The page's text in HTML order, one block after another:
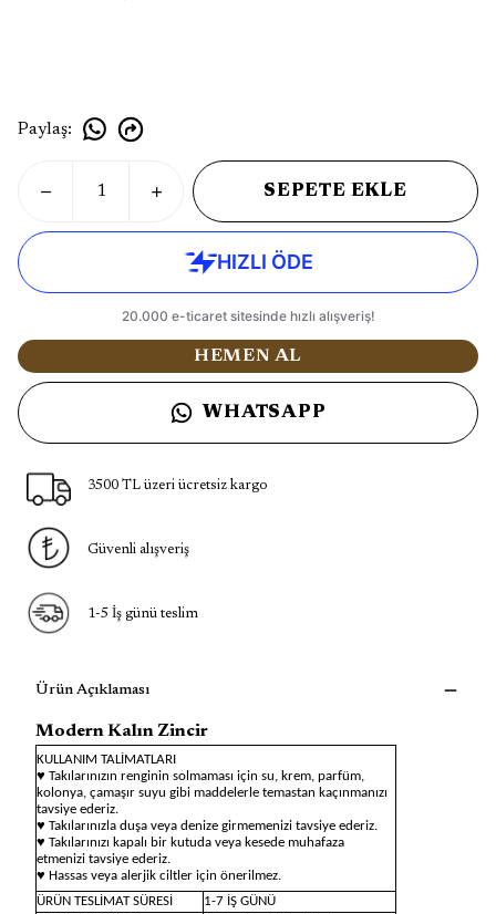
Paylaş:
SEPETE EKLE
HEMEN AL
WHATSAPP
3500 TL üzeri ücretsiz kargo
Güvenli alışveriş
1-5 İş günü teslim
Ürün Açıklaması
Modern Kalın Zincir
KULLANIM TALİMATLARI
♥ Takılarınızın renginin solmaması için su, krem, parfüm,
kolonya, çamaşır suyu gibi maddelerle temastan kaçınmanızı
tavsiye ederiz.
♥ Takılarınızla duşa veya denize girmemenizi tavsiye ederiz.
♥ Takılarınızı kapalı bir kutuda veya kesede muhafaza
etmenizi tavsiye ederiz.
♥ Hassas veya alerjik ciltler için önerilmez.
ÜRÜN TESLİMAT SÜRESİ
1-7 İŞ GÜNÜ